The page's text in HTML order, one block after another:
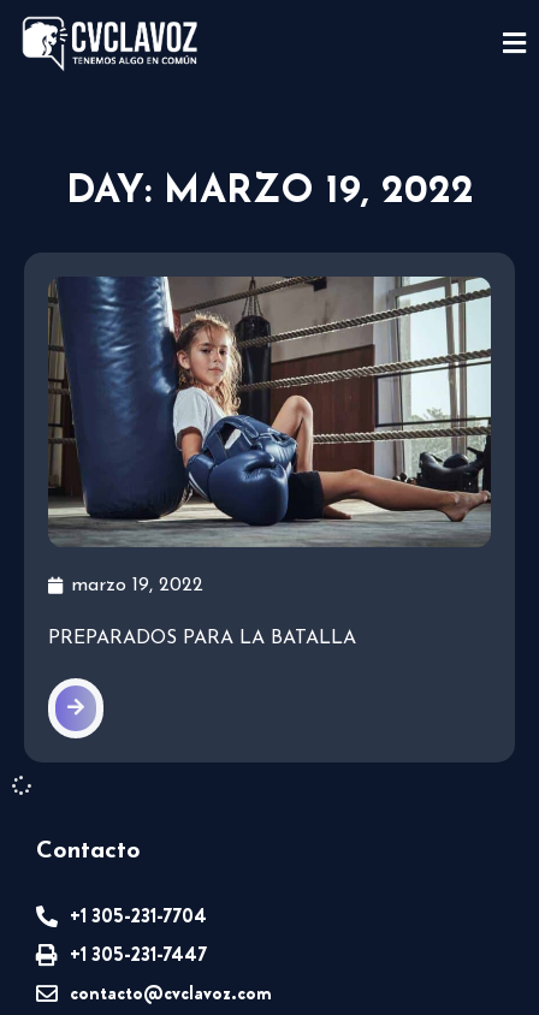
DAY: MARZO 19, 2022
marzo 19, 2022
PREPARADOS PARA LA BATALLA
Contacto
+1 305-231-7704
+1 305-231-7447
contacto@cvclavoz.com